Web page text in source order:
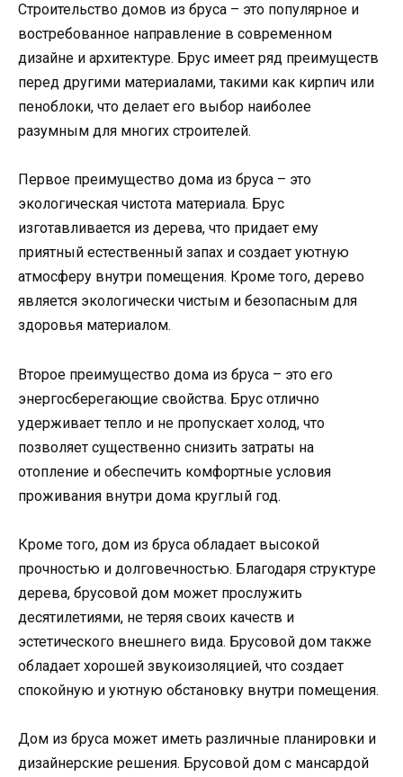
Строительство домов из бруса – это популярное и
востребованное направление в современном
дизайне и архитектуре. Брус имеет ряд преимуществ
перед другими материалами, такими как кирпич или
пеноблоки, что делает его выбор наиболее
разумным для многих строителей.
Первое преимущество дома из бруса – это
экологическая чистота материала. Брус
изготавливается из дерева, что придает ему
приятный естественный запах и создает уютную
атмосферу внутри помещения. Кроме того, дерево
является экологически чистым и безопасным для
здоровья материалом.
Второе преимущество дома из бруса – это его
энергосберегающие свойства. Брус отлично
удерживает тепло и не пропускает холод, что
позволяет существенно снизить затраты на
отопление и обеспечить комфортные условия
проживания внутри дома круглый год.
Кроме того, дом из бруса обладает высокой
прочностью и долговечностью. Благодаря структуре
дерева, брусовой дом может прослужить
десятилетиями, не теряя своих качеств и
эстетического внешнего вида. Брусовой дом также
обладает хорошей звукоизоляцией, что создает
спокойную и уютную обстановку внутри помещения.
Дом из бруса может иметь различные планировки и
дизайнерские решения. Брусовой дом с мансардой